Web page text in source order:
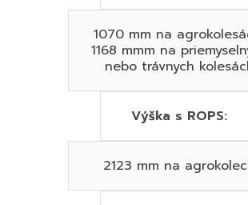
1070 mm na
1168 mmm na
nebo trávnych
Výška s ROPS:
2123 mm na